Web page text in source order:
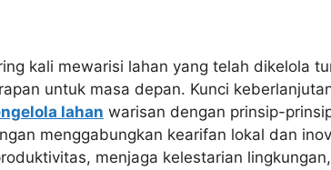
kali mewarisi lahan yang telah dikelola
untuk masa depan. Kunci
lahan warisan dengan prinsip-
menggabungkan kearifan lokal dan
menjaga kelestarian